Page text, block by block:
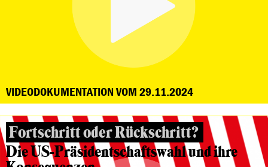
VIDEODOKUMENTATION VOM 29.11.2024
Fortschritt oder Rückschritt?
Die US-Präsidentschaftswahl und ihre